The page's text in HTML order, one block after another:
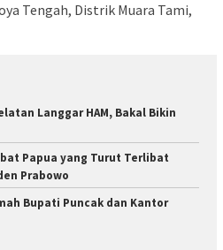
Tengah, Distrik Muara Tami,
Langgar HAM, Bakal Bikin
Papua yang Turut Terlibat
Prabowo
Bupati Puncak dan Kantor